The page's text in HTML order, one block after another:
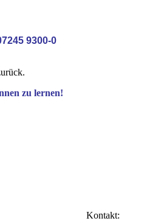
9300-0
zu lernen!
Kontakt: